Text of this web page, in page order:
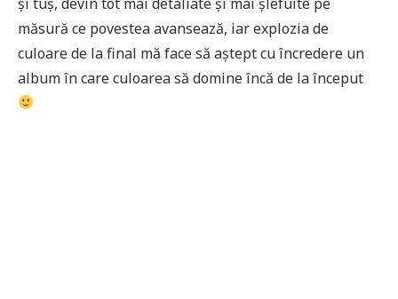
măsură ce povestea avansează, iar explozia de
culoare de la final mă face să aștept cu încredere un
album în care culoarea să domine încă de la început